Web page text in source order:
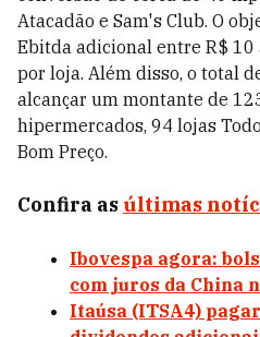
Atacadão e Sam's Club. O
Ebitda adicional entre R$ 10
por loja. Além disso, o total
alcançar um montante de
hipermercados, 94 lojas
Bom Preço.
Confira as últimas
Ibovespa agora:
com juros da China
Itaúsa (ITSA4)